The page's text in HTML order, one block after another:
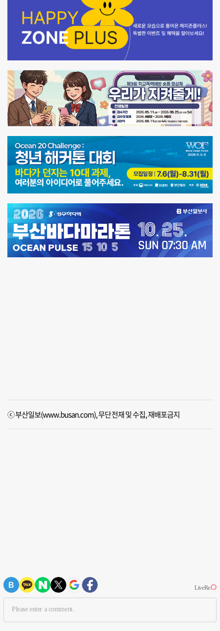
ⓒ 부산일보(www.busan.com), 무단전재 및 수집, 재배포금지